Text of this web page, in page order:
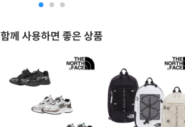
함께 사용하면 좋은 상품